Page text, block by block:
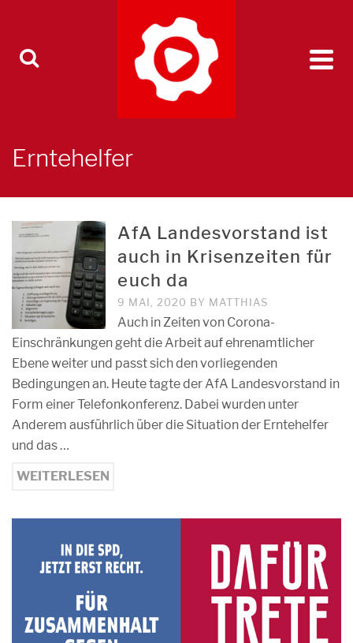
Erntehelfer
AfA Landesvorstand ist
auch in Krisenzeiten für
euch da
9 MAI, 2020 BY MATTHIAS
Auch in Zeiten von Corona-
Einschränkungen geht die Arbeit auf ehrenamtlicher
Ebene weiter und passt sich den vorliegenden
Bedingungen an. Heute tagte der AfA Landesvorstand in
Form einer Telefonkonferenz. Dabei wurden unter
Anderem ausführlich über die Situation der Erntehelfer
und das …
WEITERLESEN